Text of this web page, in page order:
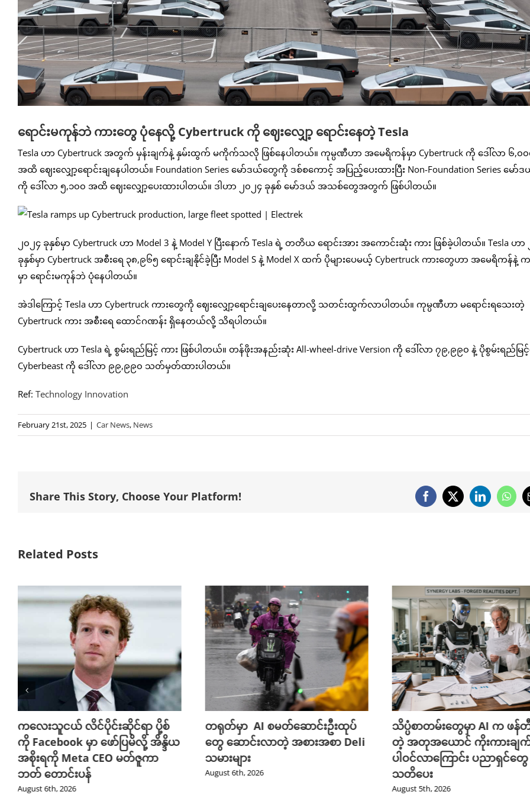
ရောင်းမကုန်ဘဲ ကားတွေ ပုံနေလို့ Cybertruck ကို ဈေးလျှော့ ရောင်းနေတဲ့ Tesla
Tesla ဟာ Cybertruck အတွက် မှန်းချက်နဲ့ နှမ်းထွက် မကိုက်သလို ဖြစ်နေပါတယ်။ ကုမ္ပဏီဟာ အမေရိကန်မှာ Cybertruck ကို ဒေါ်လာ ၆,၀၀
အထိ ဈေးလျှော့ရောင်းချနေပါတယ်။ Foundation Series မော်ဒယ်တွေကို ဒစ်စကောင့် အပြည့်ပေးထားပြီး Non-Foundation Series မော်
ကို ဒေါ်လာ ၅,၁၀၀ အထိ ဈေးလျှော့ပေးထားပါတယ်။ ဒါဟာ ၂၀၂၄ ခုနှစ် မော်ဒယ် အသစ်တွေအတွက် ဖြစ်ပါတယ်။
၂၀၂၄ ခုနှစ်မှာ Cybertruck ဟာ Model 3 နဲ့ Model Y ပြီးနောက် Tesla ရဲ့ တတိယ ရောင်းအား အကောင်းဆုံး ကား ဖြစ်ခဲ့ပါတယ်။ Tesla ဟာ
ခုနှစ်မှာ Cybertruck အစီးရေ ၃၈,၉၆၅ ရောင်းချနိုင်ခဲ့ပြီး Model S နဲ့ Model X ထက် ပိုများပေမယ့် Cybertruck ကားတွေဟာ အမေရိကန်နဲ့ က
မှာ ရောင်းမကုန်ဘဲ ပုံနေပါတယ်။
အဲဒါကြောင့် Tesla ဟာ Cybertruck ကားတွေကို ဈေးလျှော့ရောင်းချပေးနေတာလို့ သတင်းထွက်လာပါတယ်။ ကုမ္ပဏီဟာ မရောင်းရသေးတဲ့
Cybertruck ကား အစီးရေ ထောင်ဂဏန်း ရှိနေတယ်လို့ သိရပါတယ်။
Cybertruck ဟာ Tesla ရဲ့ စွမ်းရည်မြင့် ကား ဖြစ်ပါတယ်။ တန်ဖိုးအနည်းဆုံး All-wheel-drive Version ကို ဒေါ်လာ ၇၉,၉၉၀ နဲ့ ပိုစွမ်းရည်မြ
Cyberbeast ကို ဒေါ်လာ ၉၉,၉၉၀ သတ်မှတ်ထားပါတယ်။
Ref: Technology Innovation
February 21st, 2025 | Car News, News
Share This Story, Choose Your Platform! Facebook
X LinkedIn
Related Posts
ကလေးသူငယ် လိင်ပိုင်းဆိုင်ရာ ပို့စ်
ကို Facebook မှာ ဖော်ပြမိလို့ အိန္ဒိယ
အစိုးရကို Meta CEO မတ်ဇူကာ
ဘတ် တောင်းပန်
August 6th, 2026
တရုတ်မှာ AI စမတ်ဆောင်းဦးထုပ်
တွေ ဆောင်းလာတဲ့ အစားအစာ Deli
သမားများ
August 6th, 2026
သိပ္ပံစာတမ်းတွေမှာ AI က ဖန်
တဲ့ အတုအယောင် ကိုးကားချ
ပါဝင်လာကြောင်း ပညာရှင်တွေ
သတိပေး
August 5th, 2026